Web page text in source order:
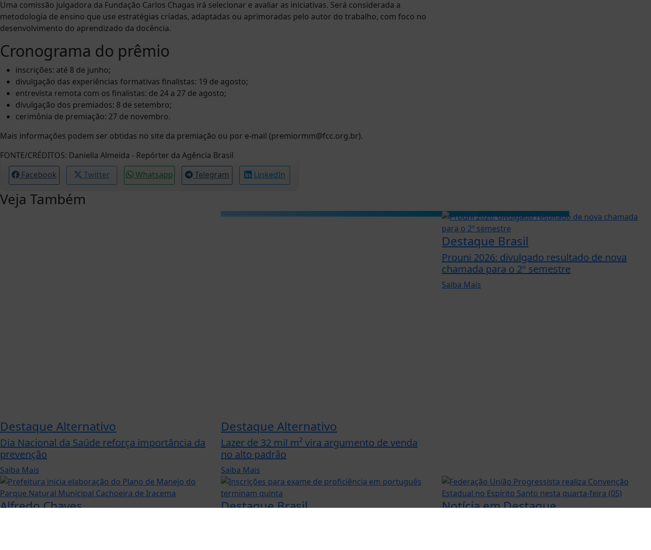
Uma comissão julgadora da Fundação Carlos Chagas irá selecionar e avaliar as iniciativas. Será considerada a
metodologia de ensino que use estratégias criadas, adaptadas ou aprimoradas pelo autor do trabalho, com foco no
desenvolvimento do aprendizado da docência.
Cronograma do prêmio
inscrições: até 8 de junho;
divulgação das experiências formativas finalistas: 19 de agosto;
entrevista remota com os finalistas: de 24 a 27 de agosto;
divulgação dos premiados: 8 de setembro;
cerimônia de premiação: 27 de novembro.
Mais informações podem ser obtidas no site da premiação ou por e-mail (premiormm@fcc.org.br).
FONTE/CRÉDITOS: Daniella Almeida - Repórter da Agência Brasil
Facebook
Twitter Whatsapp Telegram LinkedIn
Veja Também
Destaque Alternativo
Dia Nacional da Saúde reforça importância da
prevenção
Saiba Mais
Destaque Alternativo
Lazer de 32 mil m² vira argumento de venda
no alto padrão
Saiba Mais
Destaque Brasil
Prouni 2026: divulgado resultado de nova
chamada para o 2º semestre
Saiba Mais
Alfredo Chaves Destaque Brasil Notícia em Destaque
Termos de Uso e Privacidade
Esse site utiliza cookies para melhorar sua experiência de navegação. Ao continuar o acesso, entendemos que você
concorda com nossos Termos de Uso e Privacidade.
PARA MAIS INFORMAÇÕES,ACESSE NOSSOS TERMOS CLICANDO AQUI